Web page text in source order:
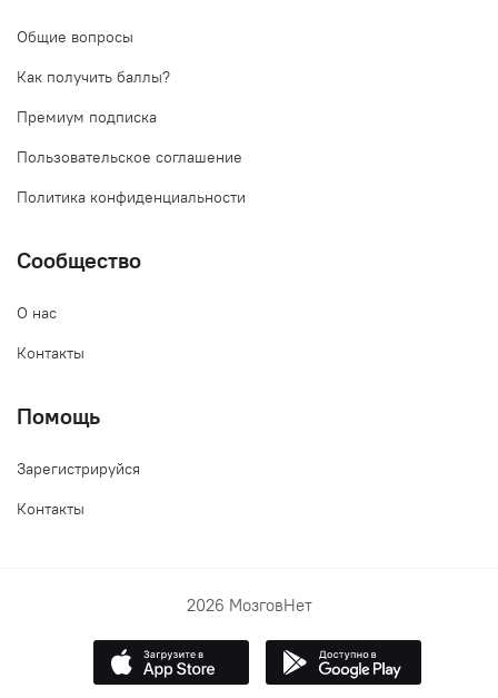
Общие вопросы
Как получить баллы?
Премиум подписка
Пользовательское соглашение
Политика конфиденциальности
Сообщество
О нас
Контакты
Помощь
Зарегистрируйся
Контакты
2026 МозговНет